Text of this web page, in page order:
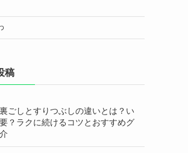
稿
ごしとすりつぶしの違いとは？い
？ラクに続けるコツとおすすめグ